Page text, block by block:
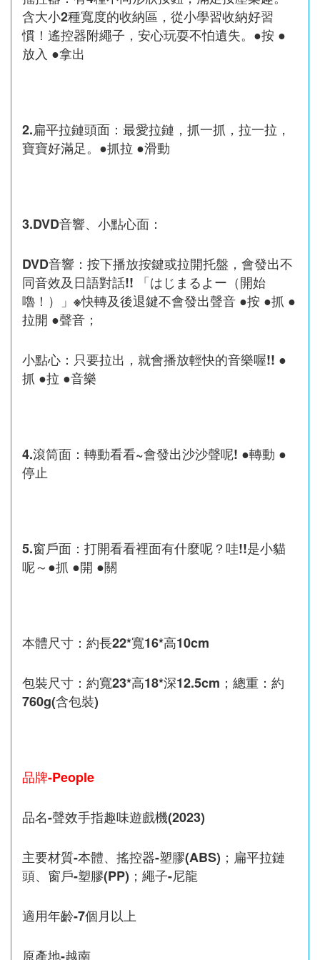
含大小2種寬度的收納區，從小學習收納好習
慣！遙控器附繩子，安心玩耍不怕遺失。●按 ●
放入 ●拿出
2.扁平拉鏈頭面：最愛拉鏈，抓一抓，拉一拉，
寶寶好滿足。●抓拉 ●滑動
3.DVD音響、小點心面：
DVD音響：按下播放按鍵或拉開托盤，會發出不
同音效及日語對話!! 「はじまるよー（開始
嚕！）」※快轉及後退鍵不會發出聲音 ●按 ●抓 ●
拉開 ●聲音；
小點心：只要拉出，就會播放輕快的音樂喔!! ●
抓 ●拉 ●音樂
4.滾筒面：轉動看看~會發出沙沙聲呢! ●轉動 ●
停止
5.窗戶面：打開看看裡面有什麼呢？哇!!是小貓
呢～●抓 ●開 ●關
本體尺寸：約長22*寬16*高10cm
包裝尺寸：約寬23*高18*深12.5cm；總重：約
760g(含包裝)
品牌-People
品名-聲效手指趣味遊戲機(2023)
主要材質-本體、搖控器-塑膠(ABS)；扁平拉鏈
頭、窗戶-塑膠(PP)；繩子-尼龍
適用年齡-7個月以上
原產地-越南